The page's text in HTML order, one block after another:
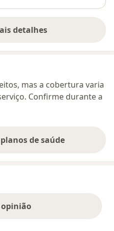
detalhes
sobre o endereço
mas a cobertura varia
Confirme durante a
de saúde